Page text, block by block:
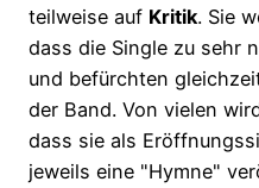
teilweise auf Kritik. Sie
dass die Single zu sehr
und befürchten
der Band. Von vielen
dass sie als
jeweils eine "Hymne"